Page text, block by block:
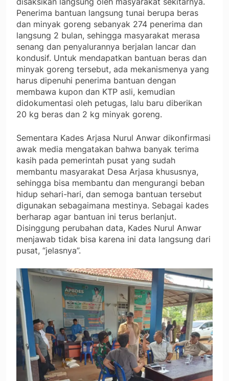
Penerima bantuan langsung tunai berupa beras
dan minyak goreng sebanyak 274 penerima dan
langsung 2 bulan, sehingga masyarakat merasa
senang dan penyalurannya berjalan lancar dan
kondusif. Untuk mendapatkan bantuan beras dan
minyak goreng tersebut, ada mekanismenya yang
harus dipenuhi penerima bantuan dengan
membawa kupon dan KTP asli, kemudian
didokumentasi oleh petugas, lalu baru diberikan
20 kg beras dan 2 kg minyak goreng.
Sementara Kades Arjasa Nurul Anwar dikonfirmasi
awak media mengatakan bahwa banyak terima
kasih pada pemerintah pusat yang sudah
membantu masyarakat Desa Arjasa khususnya,
sehingga bisa membantu dan mengurangi beban
hidup sehari-hari, dan semoga bantuan tersebut
digunakan sebagaimana mestinya. Sebagai kades
berharap agar bantuan ini terus berlanjut.
Disinggung perubahan data, Kades Nurul Anwar
menjawab tidak bisa karena ini data langsung dari
pusat, “jelasnya”.